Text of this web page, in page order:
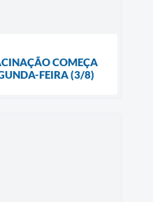
COMEÇA
FEIRA (3/8)